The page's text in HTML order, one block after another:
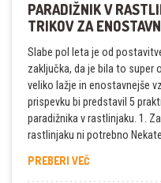
PARADIŽNIK V
TRIKOV ZA
Slabe pol leta je od
zaključka, da je bila to super
veliko lažje in enostavnejše
prispevku bi predstavil 5
paradižnika v rastlinjaku. 1.
rastlinjaku ni potrebno
PREBERI VEČPARADIŽNIK